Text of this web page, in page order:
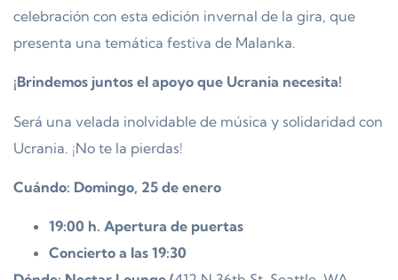
celebración con esta edición invernal de la gira, que
presenta una temática festiva de Malanka.
¡Brindemos juntos el apoyo que Ucrania necesita!
Será una velada inolvidable de música y solidaridad con
Ucrania. ¡No te la pierdas!
Cuándo: Domingo, 25 de enero
19:00 h. Apertura de puertas
Concierto a las 19:30